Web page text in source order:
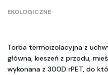
EKOLOGICZNE
Torba termoizolacyjna z
główna, kieszeń z przodu,
wykonana z 300D rPET, do